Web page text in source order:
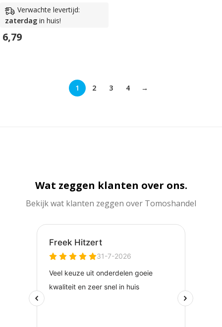
Verwachte levertijd:
zaterdag in huis!
6,79
1 2 3 4 →
Wat zeggen klanten over ons.
Bekijk wat klanten zeggen over Tomoshandel